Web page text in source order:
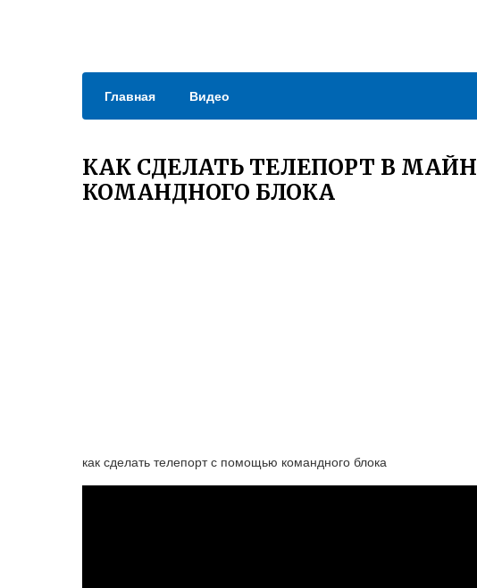
Главная Видео
КАК СДЕЛАТЬ ТЕЛЕПОРТ В
КОМАНДНОГО БЛОКА
как сделать телепорт с помощью командного блока